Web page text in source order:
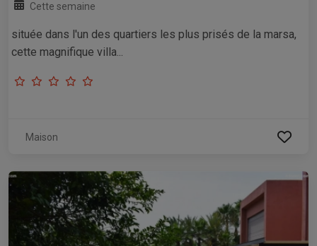
Cette semaine
située dans l'un des quartiers les plus prisés de la marsa,
cette magnifique villa...
Maison